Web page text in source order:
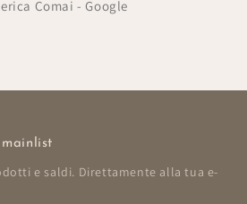
Comai - Google
e saldi. Direttamente alla tua e-